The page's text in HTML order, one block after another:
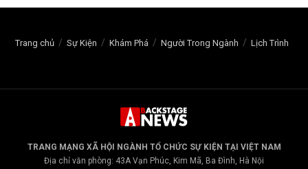
Trang chủ Sự Kiện Khám Phá Người Trong Ngành Lịch Trình
TRANG MẠNG XÃ HỘI NGÀNH TỔ CHỨC SỰ KIỆN TẠI VIỆT NAM
Địa chỉ văn phòng: 43A Vạn Phúc, Kim Mã, Ba Đình, Hà Nội